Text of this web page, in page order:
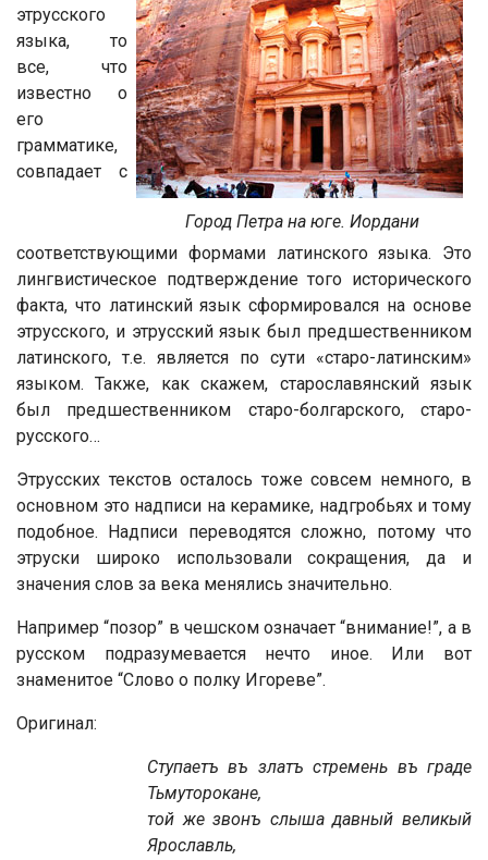
Город Петра на юге. Иордани
этрусского
языка, то
все, что
известно о
его
грамматике,
совпадает с
соответствующими формами латинского языка. Это
лингвистическое подтверждение того исторического
факта, что латинский язык сформировался на основе
этрусского, и этрусский язык был предшественником
латинского, т.е. является по сути «старо-латинским»
языком. Также, как скажем, старославянский язык
был предшественником старо-болгарского, старо-
русского…
Этрусских текстов осталось тоже совсем немного, в
основном это надписи на керамике, надгробьях и тому
подобное. Надписи переводятся сложно, потому что
этруски широко использовали сокращения, да и
значения слов за века менялись значительно.
Например “позор” в чешском означает “внимание!”, а в
русском подразумевается нечто иное. Или вот
знаменитое “Слово о полку Игореве”.
Оригинал:
Ступаетъ въ златъ стремень въ граде
Тьмуторокане,
той же звонъ слыша давный великый
Ярославль,